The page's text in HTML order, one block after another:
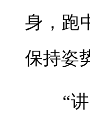
身，跑
保持姿
“讲